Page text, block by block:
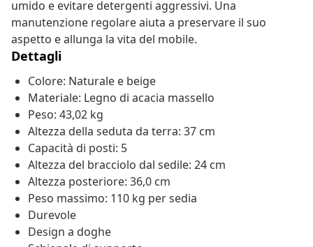
umido e evitare detergenti aggressivi. Una
manutenzione regolare aiuta a preservare il suo
aspetto e allunga la vita del mobile.
Dettagli
Colore: Naturale e beige
Materiale: Legno di acacia massello
Peso: 43,02 kg
Altezza della seduta da terra: 37 cm
Capacità di posti: 5
Altezza del bracciolo dal sedile: 24 cm
Altezza posteriore: 36,0 cm
Peso massimo: 110 kg per sedia
Durevole
Design a doghe